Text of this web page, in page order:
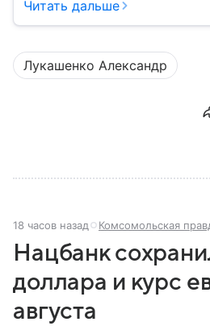
Александра Лукашенко — в
Читать дальше
Лукашенко Александр
18 часов назад Комсомольская
Нацбанк
доллара и курс
августа